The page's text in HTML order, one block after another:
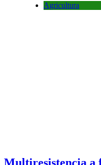
Agricultura